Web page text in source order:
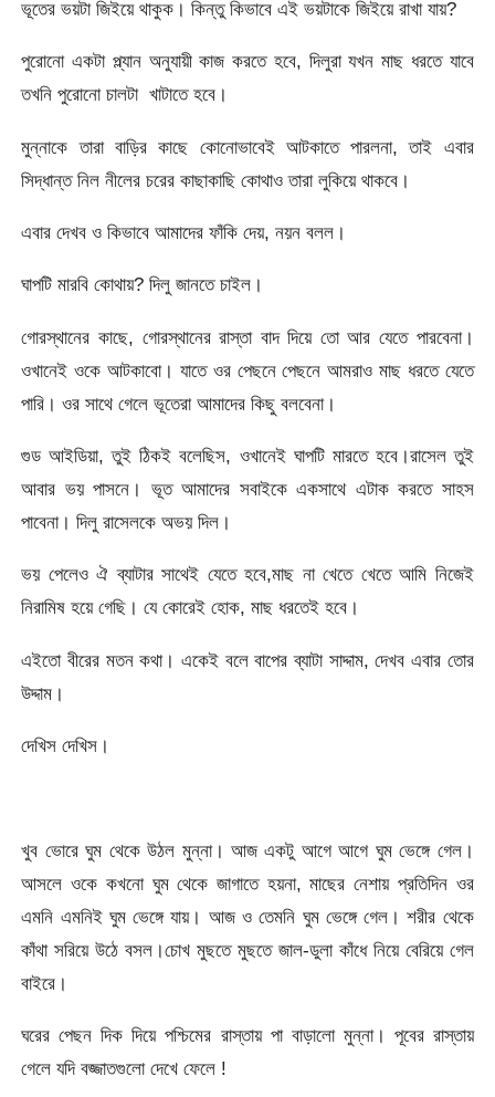
ভূতের ভয়টা জিইয়ে থাকুক। কিন্তু কিভাবে এই ভয়টাকে জিইয়ে রাখা যায়?
পুরোনো একটা প্ল্যান অনুযায়ী কাজ করতে হবে, দিলুরা যখন মাছ ধরতে যাবে
তখনি পুরোনো চালটা খাটাতে হবে।
মুন্নাকে তারা বাড়ির কাছে কোনোভাবেই আটকাতে পারলনা, তাই এবার
সিদ্ধান্ত নিল নীলের চরের কাছাকাছি কোথাও তারা লুকিয়ে থাকবে।
এবার দেখব ও কিভাবে আমাদের ফাঁকি দেয়, নয়ন বলল।
ঘাপটি মারবি কোথায়? দিলু জানতে চাইল।
গোরস্থানের কাছে, গোরস্থানের রাস্তা বাদ দিয়ে তো আর যেতে পারবেনা।
ওখানেই ওকে আটকাবো। যাতে ওর পেছনে পেছনে আমরাও মাছ ধরতে যেতে
পারি। ওর সাথে গেলে ভূতেরা আমাদের কিছু বলবেনা।
গুড আইডিয়া, তুই ঠিকই বলেছিস, ওখানেই ঘাপটি মারতে হবে।রাসেল তুই
আবার ভয় পাসনে। ভূত আমাদের সবাইকে একসাথে এটাক করতে সাহস
পাবেনা। দিলু রাসেলকে অভয় দিল।
ভয় পেলেও ঐ ব্যাটার সাথেই যেতে হবে,মাছ না খেতে খেতে আমি নিজেই
নিরামিষ হয়ে গেছি। যে কোরেই হোক, মাছ ধরতেই হবে।
এইতো বীরের মতন কথা। একেই বলে বাপের ব্যাটা সাদ্দাম, দেখব এবার তোর
উদ্দাম।
দেখিস দেখিস।
খুব ভোরে ঘুম থেকে উঠল মুন্না। আজ একটু আগে আগে ঘুম ভেঙ্গে গেল।
আসলে ওকে কখনো ঘুম থেকে জাগাতে হয়না, মাছের নেশায় প্রতিদিন ওর
এমনি এমনিই ঘুম ভেঙ্গে যায়। আজ ও তেমনি ঘুম ভেঙ্গে গেল। শরীর থেকে
কাঁথা সরিয়ে উঠে বসল।চোখ মুছতে মুছতে জাল-ডুলা কাঁধে নিয়ে বেরিয়ে গেল
বাইরে।
ঘরের পেছন দিক দিয়ে পশ্চিমের রাস্তায় পা বাড়ালো মুন্না। পূবের রাস্তায়
গেলে যদি বজ্জাতগুলো দেখে ফেলে !